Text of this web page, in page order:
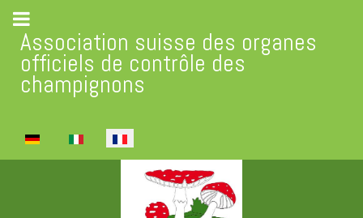
Association suisse des organes
officiels de contrôle des
champignons
Sélectionnez votre langue